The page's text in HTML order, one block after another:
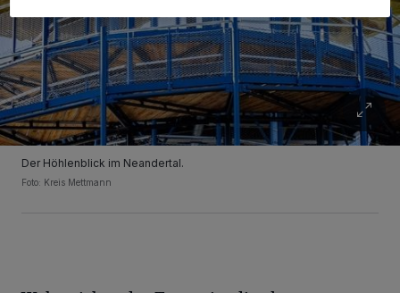
Der Höhlenblick im Neandertal.
Foto: Kreis Mettmann